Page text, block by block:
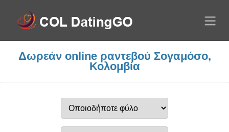
Δωρεάν online ραντεβού Σογαμόσο,
Κολομβία